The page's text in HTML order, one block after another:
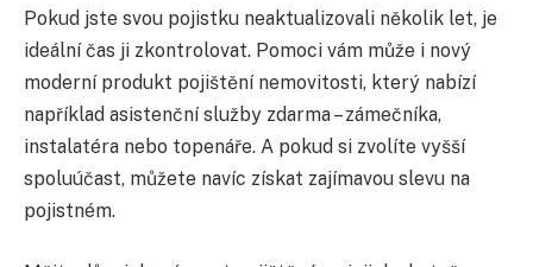
Pokud jste svou pojistku neaktualizovali několik let, je
ideální čas ji zkontrolovat. Pomoci vám může i nový
moderní produkt pojištění nemovitosti, který nabízí
například asistenční služby zdarma – zámečníka,
instalatéra nebo topenáře. A pokud si zvolíte vyšší
spoluúčast, můžete navíc získat zajímavou slevu na
pojistném.